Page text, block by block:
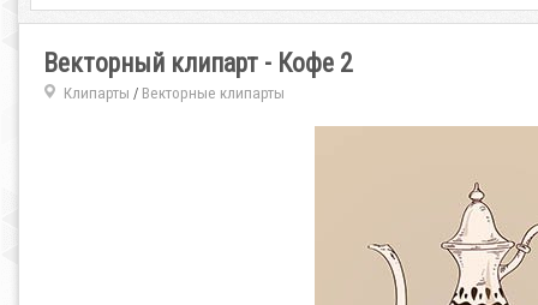
Векторный клипарт - Кофе 2
Клипарты / Векторные клипарты